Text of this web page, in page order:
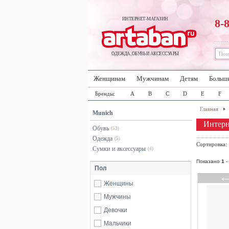
ИНТЕРНЕТ-МАГАЗИН
ОДЕЖДА, ОБУВЬ И АКСЕССУАРЫ
8-
Женщинам Мужчинам Детям
Бренды: A B C D E F
Munich
Обувь (53)
Одежда (5)
Сумки и аксессуары (4)
Пол
Женщины
Мужчины
Девочки
Мальчики
Главная
Показано 1 -